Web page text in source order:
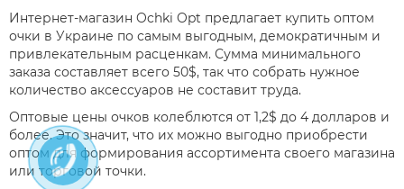
Интернет-магазин Ochki Opt предлагает купить оптом
очки в Украине по самым выгодным, демократичным и
привлекательным расценкам. Сумма минимального
заказа составляет всего 50$, так что собрать нужное
количество аксессуаров не составит труда.
Оптовые цены очков колеблются от 1,2$ до 4 долларов и
более. Это значит, что их можно выгодно приобрести
оптом для формирования ассортимента своего магазина
или торговой точки.